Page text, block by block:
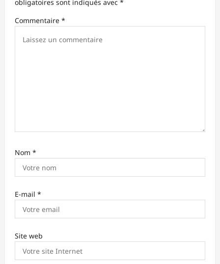
d
’
obligatoires sont indiqués avec *
Commentaire *
Nom *
E-mail *
Site web